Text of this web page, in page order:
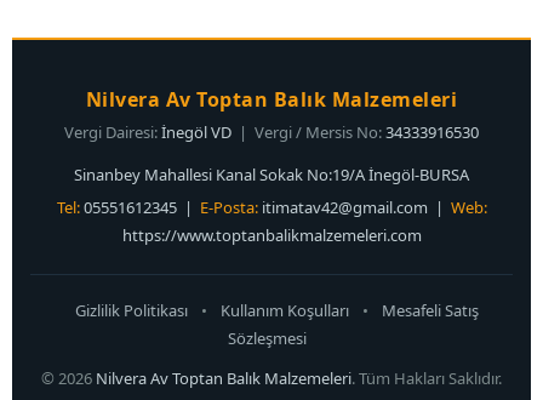
Nilvera Av Toptan Balık Malzemeleri
Vergi Dairesi:İnegöl VD | Vergi / Mersis No:34333916530
Sinanbey Mahallesi Kanal Sokak No:19/A İnegöl-BURSA
Tel:05551612345 | E-Posta: itimatav42@gmail.com | Web:
https://www.toptanbalikmalzemeleri.com
Gizlilik Politikası • Kullanım Koşulları •
Mesafeli Satış
Sözleşmesi
© 2026 Nilvera Av Toptan Balık Malzemeleri. Tüm Hakları Saklıdır.